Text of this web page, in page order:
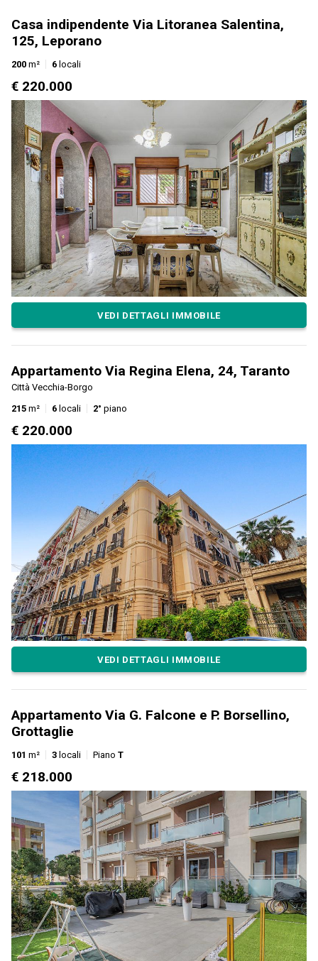
Casa indipendente Via Litoranea Salentina,
125, Leporano
200 m² 6 locali
€ 220.000
VEDI DETTAGLI IMMOBILE
Appartamento Via Regina Elena, 24, Taranto
Città Vecchia-Borgo
215 m² 6 locali 2° piano
€ 220.000
VEDI DETTAGLI IMMOBILE
Appartamento Via G. Falcone e P. Borsellino,
Grottaglie
101 m² 3 locali Piano T
€ 218.000